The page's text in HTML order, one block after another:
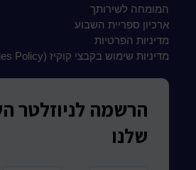
המומחה לשירותך
ארכיון ספריית השבוע
מדיניות הפרטיות
מדיניות שימוש בקבצי קוקיז (Cookies Policy)